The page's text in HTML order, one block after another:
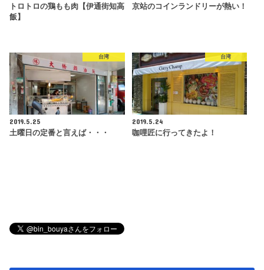
トロトロの鶏もも肉【伊通街知高
飯】
京站のコインランドリーが熱い！
台湾
2019.5.25
土曜日の定番と言えば・・・
台湾
2019.5.24
咖哩匠に行ってきたよ！